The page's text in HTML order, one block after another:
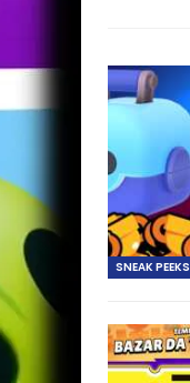
SNEAK PEEKS